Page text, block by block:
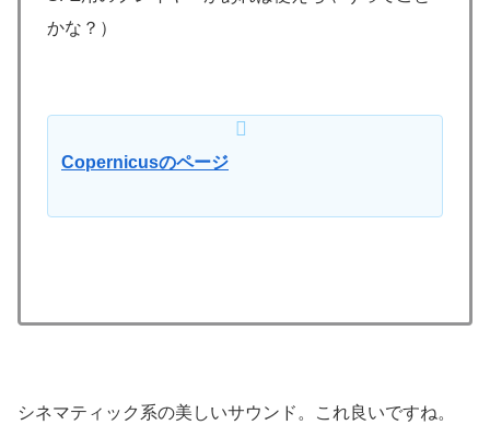
かな？）
Copernicusのページ
シネマティック系の美しいサウンド。これ良いですね。